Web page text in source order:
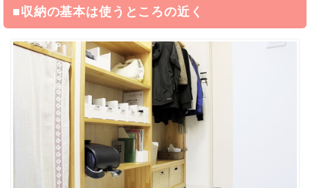
■収納の基本は使うところの近く